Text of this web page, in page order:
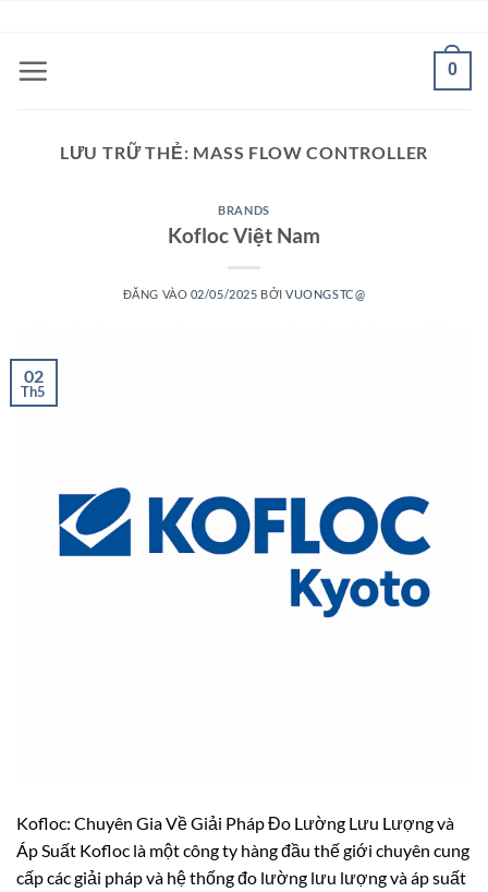
nội
0
LƯU TRỮ THẺ: MASS FLOW CONTROLLER
BRANDS
Kofloc Việt Nam
ĐĂNG VÀO 02/05/2025 BỞIVUONGSTC@
02
Th5
Kofloc: Chuyên Gia Về Giải Pháp Đo Lường Lưu Lượng và
Áp Suất Kofloc là một công ty hàng đầu thế giới chuyên cung
cấp các giải pháp và hệ thống đo lường lưu lượng và áp suất